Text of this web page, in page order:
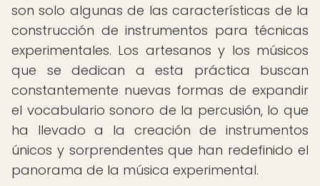
son solo algunas de las características de la
construcción de instrumentos para técnicas
experimentales. Los artesanos y los músicos
que se dedican a esta práctica buscan
constantemente nuevas formas de expandir
el vocabulario sonoro de la percusión, lo que
ha llevado a la creación de instrumentos
únicos y sorprendentes que han redefinido el
panorama de la música experimental.